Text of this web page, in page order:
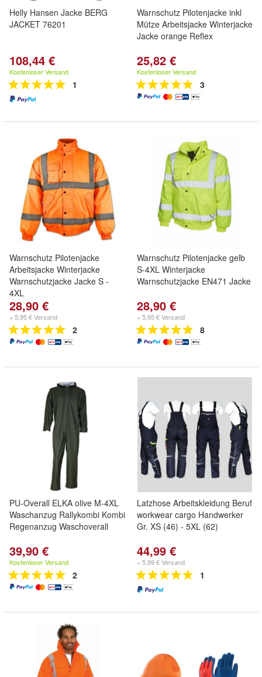
Helly Hansen Jacke BERG
JACKET 76201
108,44 €
Kostenloser Versand
1
Warnschutz Pilotenjacke inkl
Mütze Arbeitsjacke Winterjacke
Jacke orange Reflex
25,82 €
Kostenloser Versand
3
Warnschutz Pilotenjacke
Arbeitsjacke Winterjacke
Warnschutzjacke Jacke S -
4XL
28,90 €
+ 5,95 € Versand
2
Warnschutz Pilotenjacke gelb
S-4XL Winterjacke
Warnschutzjacke EN471 Jacke
28,90 €
+ 5,95 € Versand
8
PU-Overall ELKA olive M-4XL
Waschanzug Rallykombi Kombi
Regenanzug Waschoverall
39,90 €
Kostenloser Versand
2
Latzhose Arbeitskleidung Beruf
workwear cargo Handwerker
Gr. XS (46) - 5XL (62)
44,99 €
+ 5,99 € Versand
1